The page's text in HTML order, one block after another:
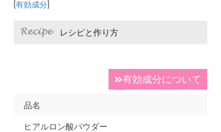
有効成分
レシピと作り方
有効成分について
品名
ヒアルロン酸パウダー